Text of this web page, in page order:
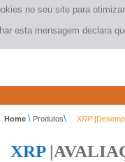
no seu site para
esta mensagem declara
Home \ Produtos\ XRP
XRP